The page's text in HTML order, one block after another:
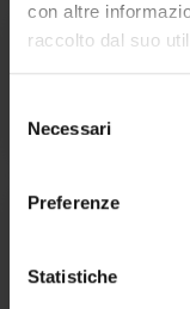
con altre
raccolto dal suo
delNecessari
Preferenze
Statistiche